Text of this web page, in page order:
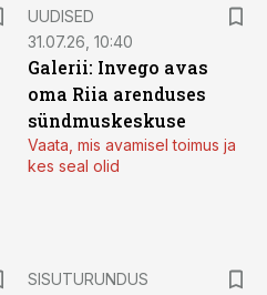
UUDISED
31.07.26, 10:40
Galerii: Invego avas
oma Riia arenduses
sündmuskeskuse
Vaata, mis avamisel toimus ja
kes seal olid
SISUTURUNDUS